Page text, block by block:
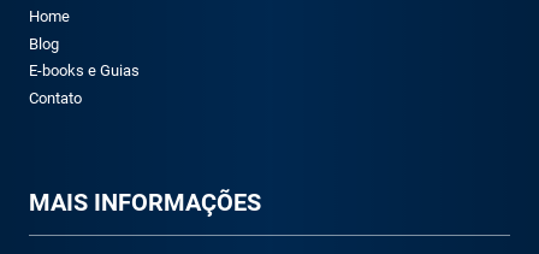
Home
Blog
E-books e Guias
Contato
MAIS INFORMAÇÕES